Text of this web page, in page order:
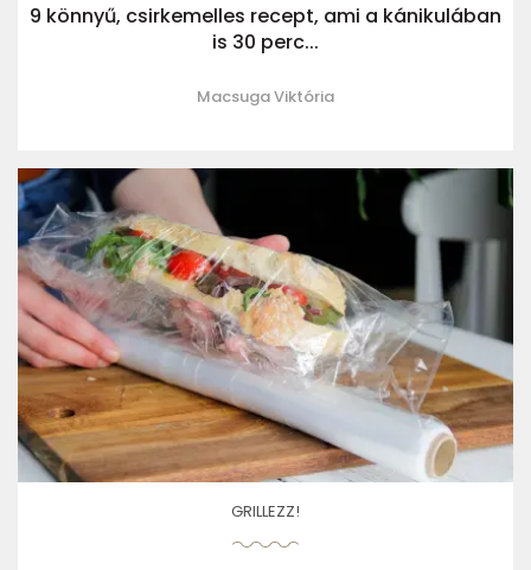
9 könnyű, csirkemelles recept, ami a kánikulában
is 30 perc...
Macsuga Viktória
GRILLEZZ!